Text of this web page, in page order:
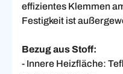
effizientes Klemmen
Festigkeit ist
Bezug aus Stoff:
- Innere Heizfläche: